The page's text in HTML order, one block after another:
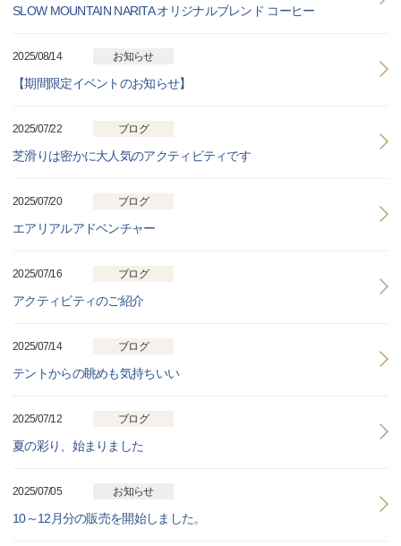
SLOW MOUNTAIN NARITA オリジナルブレンド コーヒー
2025/08/14 お知らせ
【期間限定イベントのお知らせ】
2025/07/22 ブログ
芝滑りは密かに大人気のアクティビティです
2025/07/20 ブログ
エアリアルアドベンチャー
2025/07/16 ブログ
アクティビティのご紹介
2025/07/14 ブログ
テントからの眺めも気持ちいい
2025/07/12 ブログ
夏の彩り、始まりました
2025/07/05 お知らせ
10～12月分の販売を開始しました。